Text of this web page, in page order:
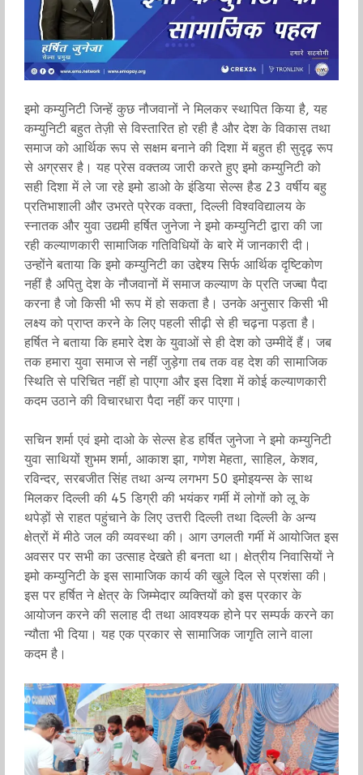
इमो कम्युनिटी जिन्हें कुछ नौजवानों ने मिलकर स्थापित किया है, यह
कम्युनिटी बहुत तेज़ी से विस्तारित हो रही है और देश के विकास तथा
समाज को आर्थिक रूप से सक्षम बनाने की दिशा में बहुत ही सुदृढ़ रूप
से अग्रसर है। यह प्रेस वक्तव्य जारी करते हुए इमो कम्युनिटी को
सही दिशा में ले जा रहे इमो डाओ के इंडिया सेल्स हैड 23 वर्षीय बहु
प्रतिभाशाली और उभरते प्रेरक वक्ता, दिल्ली विश्वविद्यालय के
स्नातक और युवा उद्यमी हर्षित जुनेजा ने इमो कम्युनिटी द्वारा की जा
रही कल्याणकारी सामाजिक गतिविधियों के बारे में जानकारी दी।
उन्होंने बताया कि इमो कम्युनिटी का उद्देश्य सिर्फ आर्थिक दृष्टिकोण
नहीं है अपितु देश के नौजवानों में समाज कल्याण के प्रति जज्बा पैदा
करना है जो किसी भी रूप में हो सकता है। उनके अनुसार किसी भी
लक्ष्य को प्राप्त करने के लिए पहली सीढ़ी से ही चढ़ना पड़ता है।
हर्षित ने बताया कि हमारे देश के युवाओं से ही देश को उम्मीदें हैं। जब
तक हमारा युवा समाज से नहीं जुड़ेगा तब तक वह देश की सामाजिक
स्थिति से परिचित नहीं हो पाएगा और इस दिशा में कोई कल्याणकारी
कदम उठाने की विचारधारा पैदा नहीं कर पाएगा।
सचिन शर्मा एवं इमो दाओ के सेल्स हेड हर्षित जुनेजा ने इमो कम्युनिटी
युवा साथियों शुभम शर्मा, आकाश झा, गणेश मेहता, साहिल, केशव,
रविन्दर, सरबजीत सिंह तथा अन्य लगभग 50 इमोइयन्स के साथ
मिलकर दिल्ली की 45 डिग्री की भयंकर गर्मी में लोगों को लू के
थपेड़ों से राहत पहुंचाने के लिए उत्तरी दिल्ली तथा दिल्ली के अन्य
क्षेत्रों में मीठे जल की व्यवस्था की। आग उगलती गर्मी में आयोजित इस
अवसर पर सभी का उत्साह देखते ही बनता था। क्षेत्रीय निवासियों ने
इमो कम्युनिटी के इस सामाजिक कार्य की खुले दिल से प्रशंसा की।
इस पर हर्षित ने क्षेत्र के जिम्मेदार व्यक्तियों को इस प्रकार के
आयोजन करने की सलाह दी तथा आवश्यक होने पर सम्पर्क करने का
न्यौता भी दिया। यह एक प्रकार से सामाजिक जागृति लाने वाला
कदम है।